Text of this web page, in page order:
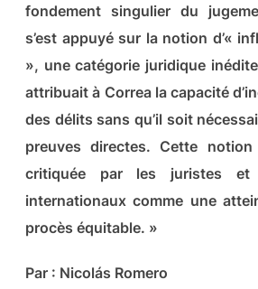
fondement singulier du
s’est appuyé sur la notion d’«
», une catégorie juridique
attribuait à Correa la capacité
des délits sans qu’il soit
preuves directes. Cette
critiquée par les juristes et
internationaux comme une
procès équitable. »
Par : Nicolás Romero